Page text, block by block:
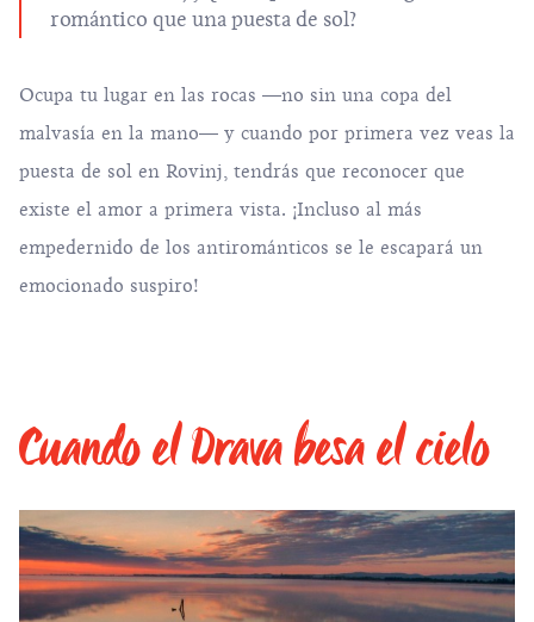
romántico que una puesta de sol?
Ocupa tu lugar en las rocas ―no sin una copa del
malvasía en la mano― y cuando por primera vez veas la
puesta de sol en Rovinj, tendrás que reconocer que
existe el amor a primera vista. ¡Incluso al más
empedernido de los antirománticos se le escapará un
emocionado suspiro!
Cuando el Drava besa el cielo